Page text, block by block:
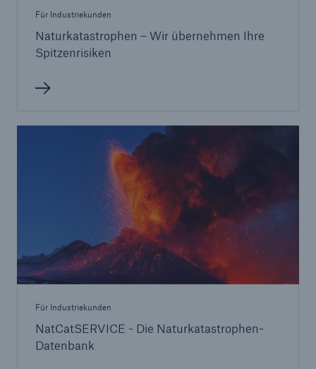
Für Industriekunden
Naturkatastrophen – Wir übernehmen Ihre
Spitzenrisiken
Für Industriekunden
NatCatSERVICE - Die Naturkatastrophen-
Datenbank